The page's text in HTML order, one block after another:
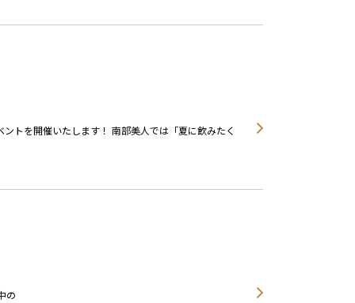
トを開催いたします！ 南部美人では「夏に飲みたく
の